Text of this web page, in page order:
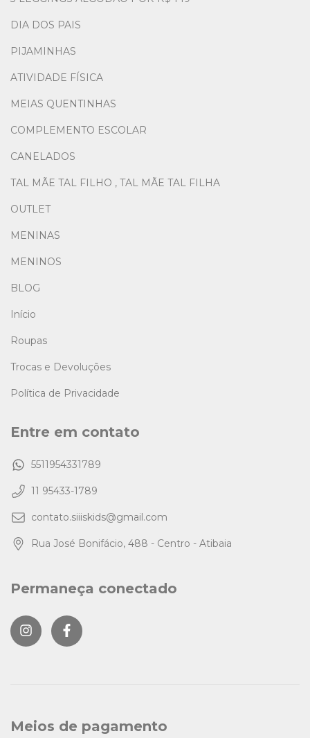
DIA DOS PAIS
PIJAMINHAS
ATIVIDADE FÍSICA
MEIAS QUENTINHAS
COMPLEMENTO ESCOLAR
CANELADOS
TAL MÃE TAL FILHO , TAL MÃE TAL FILHA
OUTLET
MENINAS
MENINOS
BLOG
Início
Roupas
Trocas e Devoluções
Política de Privacidade
Entre em contato
5511954331789
11 95433-1789
contato.siiiskids@gmail.com
Rua José Bonifácio, 488 - Centro - Atibaia
Permaneça conectado
Meios de pagamento